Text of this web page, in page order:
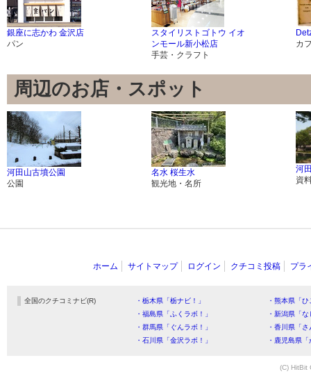
銀座に志かわ 金沢店
パン
スタイリストゴトウ イオ
ンモール新小松店
手芸・クラフト
カ
周辺のお店・スポット
河田山古墳公園
公園
名水 桜生水
観光地・名所
河
資
ホーム サイトマップ ログイン クチコミ投稿 プラ
全国のクチコミナビ(R) ・栃木県「栃ナビ！」
・熊本県「
・福島県「ふくラボ！」
・新潟県「
・群馬県「ぐんラボ！」
・香川県「
・石川県「金沢ラボ！」
・鹿児島県
(C) HitBit